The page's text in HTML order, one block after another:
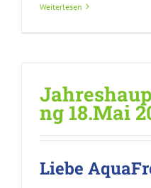
Weiterlesen
ng 18.Mai
Liebe